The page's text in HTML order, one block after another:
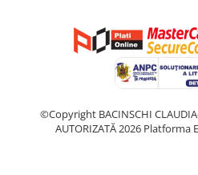
©Copyright BACINSCHI
AUTORIZATĂ 2026 Platforma